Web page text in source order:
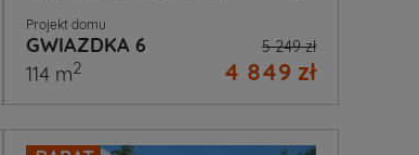
Projekt domu
GWIAZDKA 6 5 249 zł
4 849 zł
114 m2